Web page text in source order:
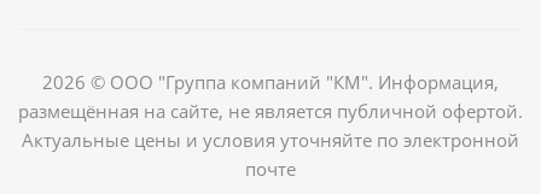
2026 © ООО "Группа компаний "КМ". Информация,
размещённая на сайте, не является публичной офертой.
Актуальные цены и условия уточняйте по электронной
почте